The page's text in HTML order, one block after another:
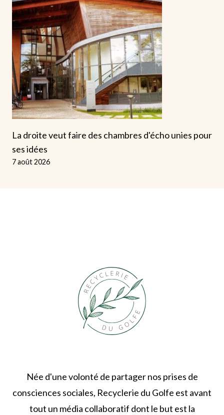
La droite veut faire des chambres d'écho unies pour
ses idées
7 août 2026
Née d'une volonté de partager nos prises de
consciences sociales, Recyclerie du Golfe est avant
tout un média collaboratif dont le but est la